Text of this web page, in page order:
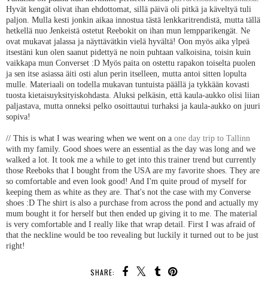
Hyvät kengät olivat ihan ehdottomat, sillä päivä oli pitkä ja käveltyä tuli
paljon. Mulla kesti jonkin aikaa innostua tästä lenkkaritrendistä, mutta tällä
hetkellä nuo Jenkeistä ostetut Reebokit on ihan mun lempparikengät. Ne
ovat mukavat jalassa ja näyttävätkin vielä hyvältä! Oon myös aika ylpeä
itsestäni kun olen saanut pidettyä ne noin puhtaan valkoisina, toisin kuin
vaikkapa mun Converset :D Myös paita on ostettu rapakon toiselta puolen
ja sen itse asiassa äiti osti alun perin itselleen, mutta antoi sitten lopulta
mulle. Materiaali on todella mukavan tuntuista päällä ja tykkään kovasti
tuosta kietaisuyksityiskohdasta. Aluksi pelkäsin, että kaula-aukko olisi liian
paljastava, mutta onneksi pelko osoittautui turhaksi ja kaula-aukko on juuri
sopiva!
// This is what I was wearing when we went on a one day trip to Tallinn
with my family. Good shoes were an essential as the day was long and we
walked a lot. It took me a while to get into this trainer trend but currently
those Reeboks that I bought from the USA are my favorite shoes. They are
so comfortable and even look good! And I'm quite proud of myself for
keeping them as white as they are. That's not the case with my Converse
shoes :D The shirt is also a purchase from across the pond and actually my
mum bought it for herself but then ended up giving it to me. The material
is very comfortable and I really like that wrap detail. First I was afraid of
that the neckline would be too revealing but luckily it turned out to be just
right!
SHARE: